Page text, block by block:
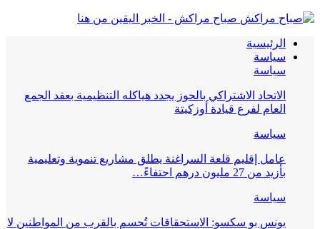
صباح مراكش - الخبر اليقين من هنا
الرئيسية
سياسة
سياسة
الاتحاد الاشتراكي بالحوز يجدد هياكله التنظيمية بعقد الجمع
العام لفرع قيادة أوزكيتة
سياسة
عامل إقليم قلعة السراغنة يطلق مشاريع تنموية وتعليمية
بأزيد من 27 مليون درهم احتفاءً…
سياسة
يونس بو سكسو: الاستحقاقات تُحسم بالقرب من المواطنين لا